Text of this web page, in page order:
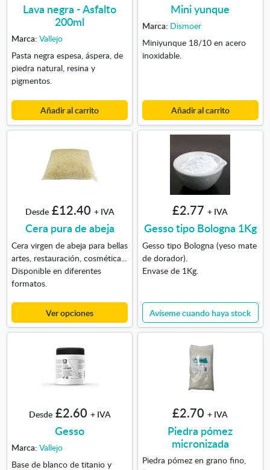
Lava negra - Asfalto
200ml
Marca: Vallejo
Pasta negra espesa, áspera, de
piedra natural, resina y
pigmentos.
Añadir al carrito
Mini yunque
Marca: Dismoer
Miniyunque 18/10 en acero
inoxidable.
Añadir al carrito
Desde £12.40 + IVA
Cera pura de abeja
Cera virgen de abeja para bellas
artes, restauración, cosmética...
Disponible en diferentes
formatos.
Ver opciones
£2.77 + IVA
Gesso tipo Bologna 1Kg
Gesso tipo Bologna (yeso mate
de dorador).
Envase de 1Kg.
Avíseme cuando haya stock
Desde £2.60 + IVA
Gesso
Marca: Vallejo
Base de blanco de titanio y
£2.70 + IVA
Piedra pómez
micronizada
Piedra pómez en grano fino,